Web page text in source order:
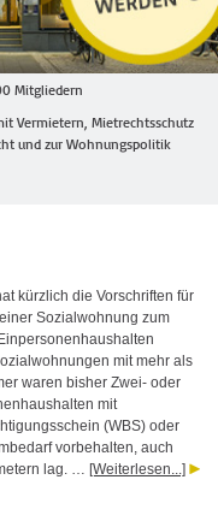
Mitgliedern
Vermietern, Mietrechtsschutz
und zur Wohnungspolitik
kürzlich die Vorschriften für
Sozialwohnung zum
mit mehr als
waren bisher Zwei- oder
mit
(WBS) oder
vorbehalten, auch
lag. … [Weiterlesen...]